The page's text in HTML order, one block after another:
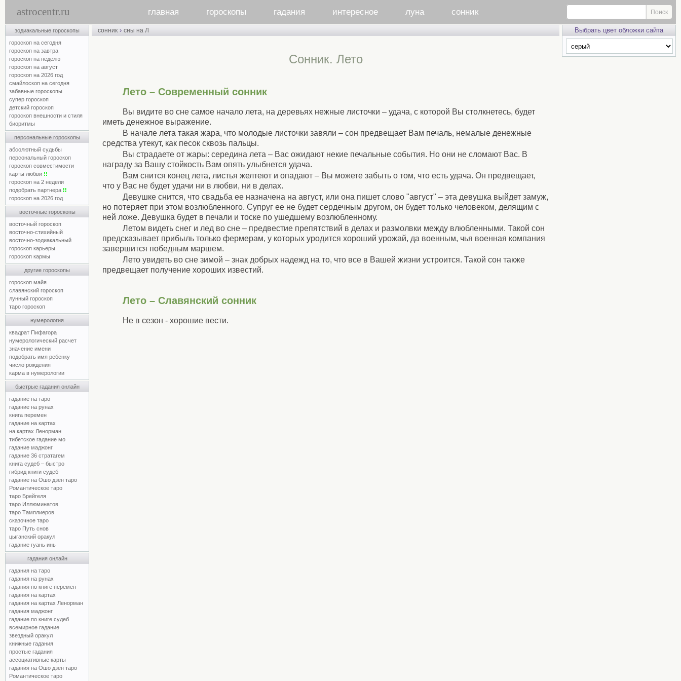
astrocentr.ru главная гороскопы гадания интересное луна сонник
зодиакальные гороскопы
гороскоп на сегодня
гороскоп на завтра
гороскоп на неделю
гороскоп на август
гороскоп на 2026 год
смайлоскоп на сегодня
забавные гороскопы
супер гороскоп
детский гороскоп
гороскоп внешности и стиля
биоритмы
персональные гороскопы
абсолютный судьбы
персональный гороскоп
гороскоп совместимости
карты любви !!
гороскоп на 2 недели
подобрать партнера !!
гороскоп на 2026 год
восточные гороскопы
восточный гороскоп
восточно-стихийный
восточно-зодиакальный
гороскоп карьеры
гороскоп кармы
другие гороскопы
гороскоп майя
славянский гороскоп
лунный гороскоп
таро гороскоп
нумерология
квадрат Пифагора
нумерологический расчет
значение имени
подобрать имя ребенку
число рождения
карма в нумерологии
быстрые гадания онлайн
гадание на таро
гадание на рунах
книга перемен
гадание на картах
на картах Ленорман
тибетское гадание мо
гадание маджонг
гадание 36 стратагем
книга судеб – быстро
гибрид книги судеб
гадание на Ошо дзен таро
Романтическое таро
таро Брейгеля
таро Иллюминатов
таро Тамплиеров
сказочное таро
таро Путь снов
цыганский оракул
гадание гуань инь
гадания онлайн
гадания на таро
гадания на рунах
гадания по книге перемен
гадания на картах
гадания на картах Ленорман
гадания маджонг
гадание по книге судеб
всемирное гадание
звездный оракул
книжные гадания
простые гадания
ассоциативные карты
гадания на Ошо дзен таро
Романтическое таро
сонник › сны на Л
Cонник. Лето
Лето – Современный сонник
Вы видите во сне самое начало лета, на деревьях нежные листочки – удача, с которой Вы столкнетесь, будет
иметь денежное выражение.
В начале лета такая жара, что молодые листочки завяли – сон предвещает Вам печаль, немалые денежные
средства утекут, как песок сквозь пальцы.
Вы страдаете от жары: середина лета – Вас ожидают некие печальные события. Но они не сломают Вас. В
награду за Вашу стойкость Вам опять улыбнется удача.
Вам снится конец лета, листья желтеют и опадают – Вы можете забыть о том, что есть удача. Он предвещает,
что у Вас не будет удачи ни в любви, ни в делах.
Девушке снится, что свадьба ее назначена на август, или она пишет слово "август" – эта девушка выйдет замуж,
но потеряет при этом возлюбленного. Супруг ее не будет сердечным другом, он будет только человеком, делящим с
ней ложе. Девушка будет в печали и тоске по ушедшему возлюбленному.
Летом видеть снег и лед во сне – предвестие препятствий в делах и размолвки между влюбленными. Такой сон
предсказывает прибыль только фермерам, у которых уродится хороший урожай, да военным, чья военная компания
завершится победным маршем.
Лето увидеть во сне зимой – знак добрых надежд на то, что все в Вашей жизни устроится. Такой сон также
предвещает получение хороших известий.
Лето – Славянский сонник
Не в сезон - хорошие вести.
Выбрать цвет обложки сайта